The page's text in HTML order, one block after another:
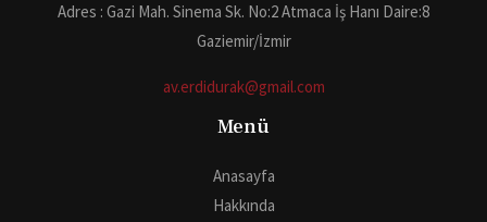
Adres : Gazi Mah. Sinema Sk. No:2 Atmaca İş Hanı Daire:8
Gaziemir/İzmir
av.erdidurak@gmail.com
Menü
Anasayfa
Hakkında